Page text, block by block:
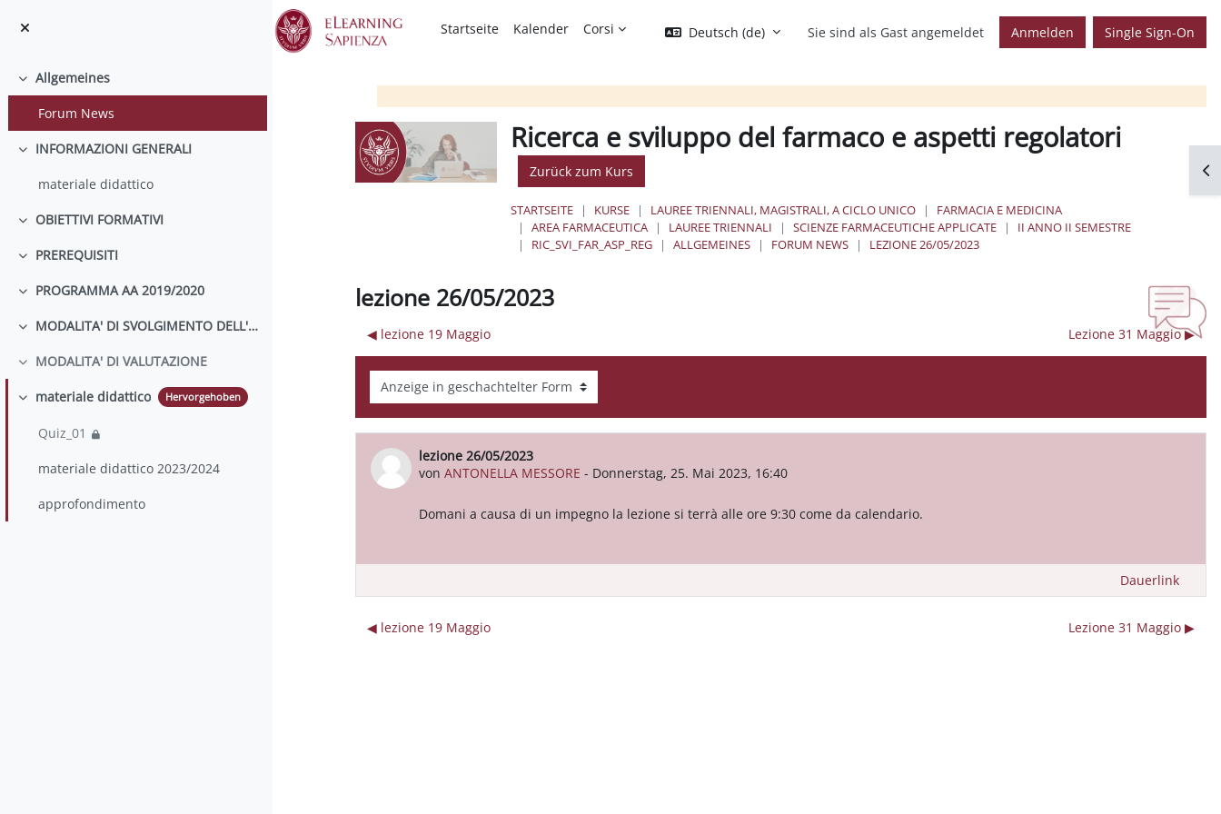
Startseite Kalender Corsi Deutsch ‎(de)‎ Sie sind als Gast angemeldet Anmelden Single Sign-On
Einklappen
Allgemeines
Forum News
Einklappen
INFORMAZIONI GENERALI
materiale didattico
Einklappen
OBIETTIVI FORMATIVI
Einklappen
PREREQUISITI
Einklappen
PROGRAMMA AA 2019/2020
Einklappen MODALITA' DI SVOLGIMENTO DELL'INSEGNAMENTO
Einklappen
MODALITA' DI VALUTAZIONE
Einklappen
materiale didattico Hervorgehoben
Quiz_01
materiale didattico 2023/2024
approfondimento
Ricerca e sviluppo del farmaco e aspetti regolatori
Zurück zum Kurs
STARTSEITE KURSE LAUREE TRIENNALI, MAGISTRALI, A CICLO UNICO
FARMACIA E MEDICINA
AREA FARMACEUTICA
LAUREE TRIENNALI SCIENZE FARMACEUTICHE APPLICATE
II ANNO II SEMESTRE
RIC_SVI_FAR_ASP_REG
ALLGEMEINES FORUM NEWS LEZIONE 26/05/2023
lezione 26/05/2023
◀︎ lezione 19 Maggio Lezione 31 Maggio ▶︎
Anzeigemodus
lezione 26/05/2023
von ANTONELLA MESSORE - Donnerstag, 25. Mai 2023, 16:40
Anzahl Antworten: 0
Domani a causa di un impegno la lezione si terrà alle ore 9:30 come da calendario.
Dauerlink
◀︎ lezione 19 Maggio Lezione 31 Maggio ▶︎